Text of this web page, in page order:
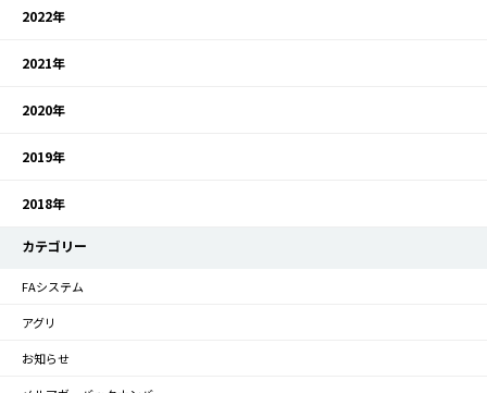
2022年
2021年
2020年
2019年
2018年
カテゴリー
FAシステム
アグリ
お知らせ